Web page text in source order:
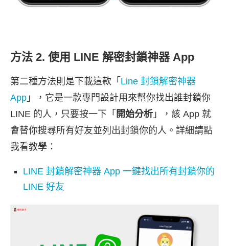
方法 2. 使用 LINE 解密封鎖神器 App
第二種方法則是下載這款「 Line 封鎖解密神器
App 」，它是一款專門設計用來幫你找出誰封鎖你
LINE 的人，只要按一下「 開始分析 」，該 App 就
會替你搜尋所有好友並列出封鎖你的人。詳細請點
我看教學：
LINE 封鎖解密神器 App 一鍵找出所有封鎖你的
LINE 好友